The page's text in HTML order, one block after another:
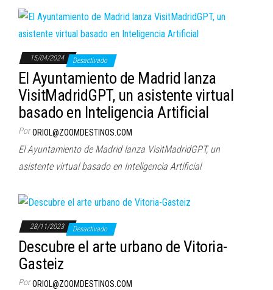
15/04/2024 Desactivado
El Ayuntamiento de Madrid lanza
VisitMadridGPT, un asistente virtual
basado en Inteligencia Artificial
Por ORIOL@ZOOMDESTINOS.COM
El Ayuntamiento de Madrid lanza VisitMadridGPT, un
asistente virtual basado en Inteligencia Artificial
28/11/2023 Desactivado
Descubre el arte urbano de Vitoria-
Gasteiz
Por ORIOL@ZOOMDESTINOS.COM